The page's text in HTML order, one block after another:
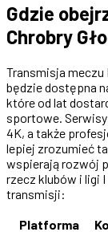
Gdzie
Chrobry
Transmisja meczu
będzie dostępna
które od lat
sportowe.
4K, a także
lepiej zrozumieć
wspierają rozwój
rzecz klubów i ligi
transmisji:
Platforma